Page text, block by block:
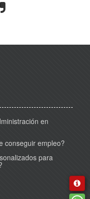
en
conseguir empleo?
para